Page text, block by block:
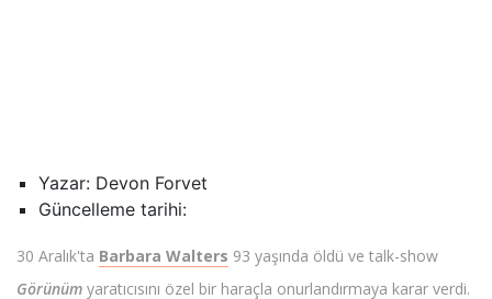
Yazar: Devon Forvet
Güncelleme tarihi:
30 Aralık'ta Barbara Walters 93 yaşında öldü ve talk-show
Görünüm yaratıcısını özel bir haraçla onurlandırmaya karar verdi.